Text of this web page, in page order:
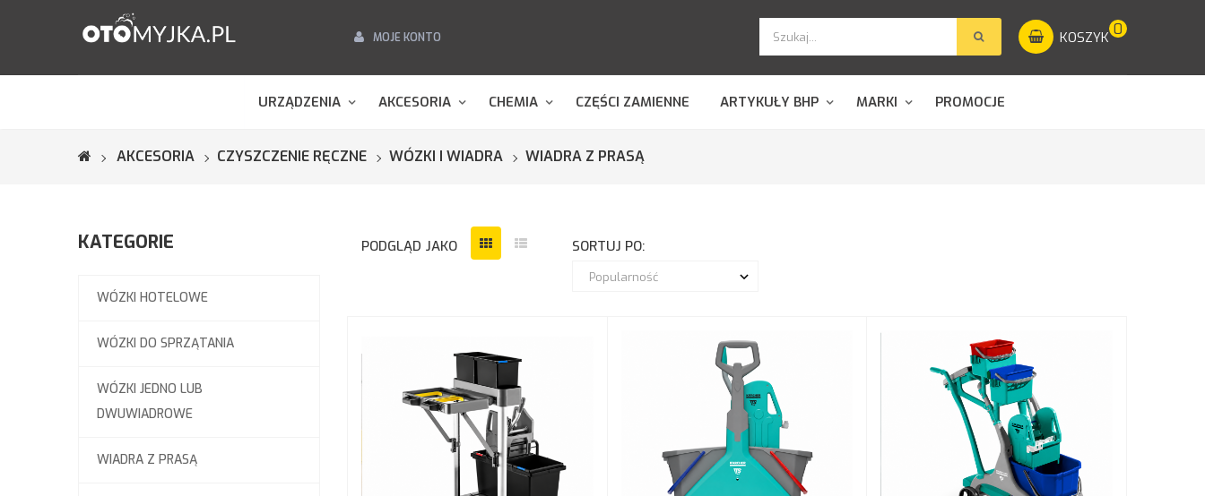
MOJE KONTO KOSZYK 0
URZĄDZENIA AKCESORIA CHEMIA CZĘŚCI ZAMIENNE ARTYKUŁY BHP MARKI PROMOCJE
AKCESORIA CZYSZCZENIE RĘCZNE WÓZKI I WIADRA WIADRA Z PRASĄ
KATEGORIE
WÓZKI HOTELOWE
WÓZKI DO SPRZĄTANIA
WÓZKI JEDNO LUB
DWUWIADROWE
WIADRA Z PRASĄ
PODGLĄD JAKO SORTUJ PO: